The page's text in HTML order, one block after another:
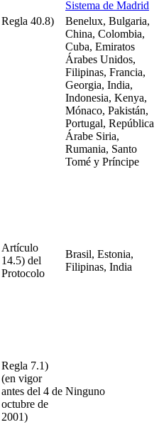
Sistema de Madrid
Regla 40.8)
Benelux, Bulgaria,
China, Colombia,
Cuba, Emiratos
Árabes Unidos,
Filipinas, Francia,
Georgia, India,
Indonesia, Kenya,
Mónaco, Pakistán,
Portugal, República
Árabe Siria,
Rumania, Santo
Tomé y Príncipe
Artículo
14.5) del
Protocolo
Brasil, Estonia,
Filipinas, India
Regla 7.1)
(en vigor
antes del 4 de
octubre de
2001)
Ninguno